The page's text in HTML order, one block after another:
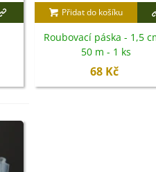
Přidat do košíku
Roubovací páska - 1,5
50 m - 1 ks
68 Kč